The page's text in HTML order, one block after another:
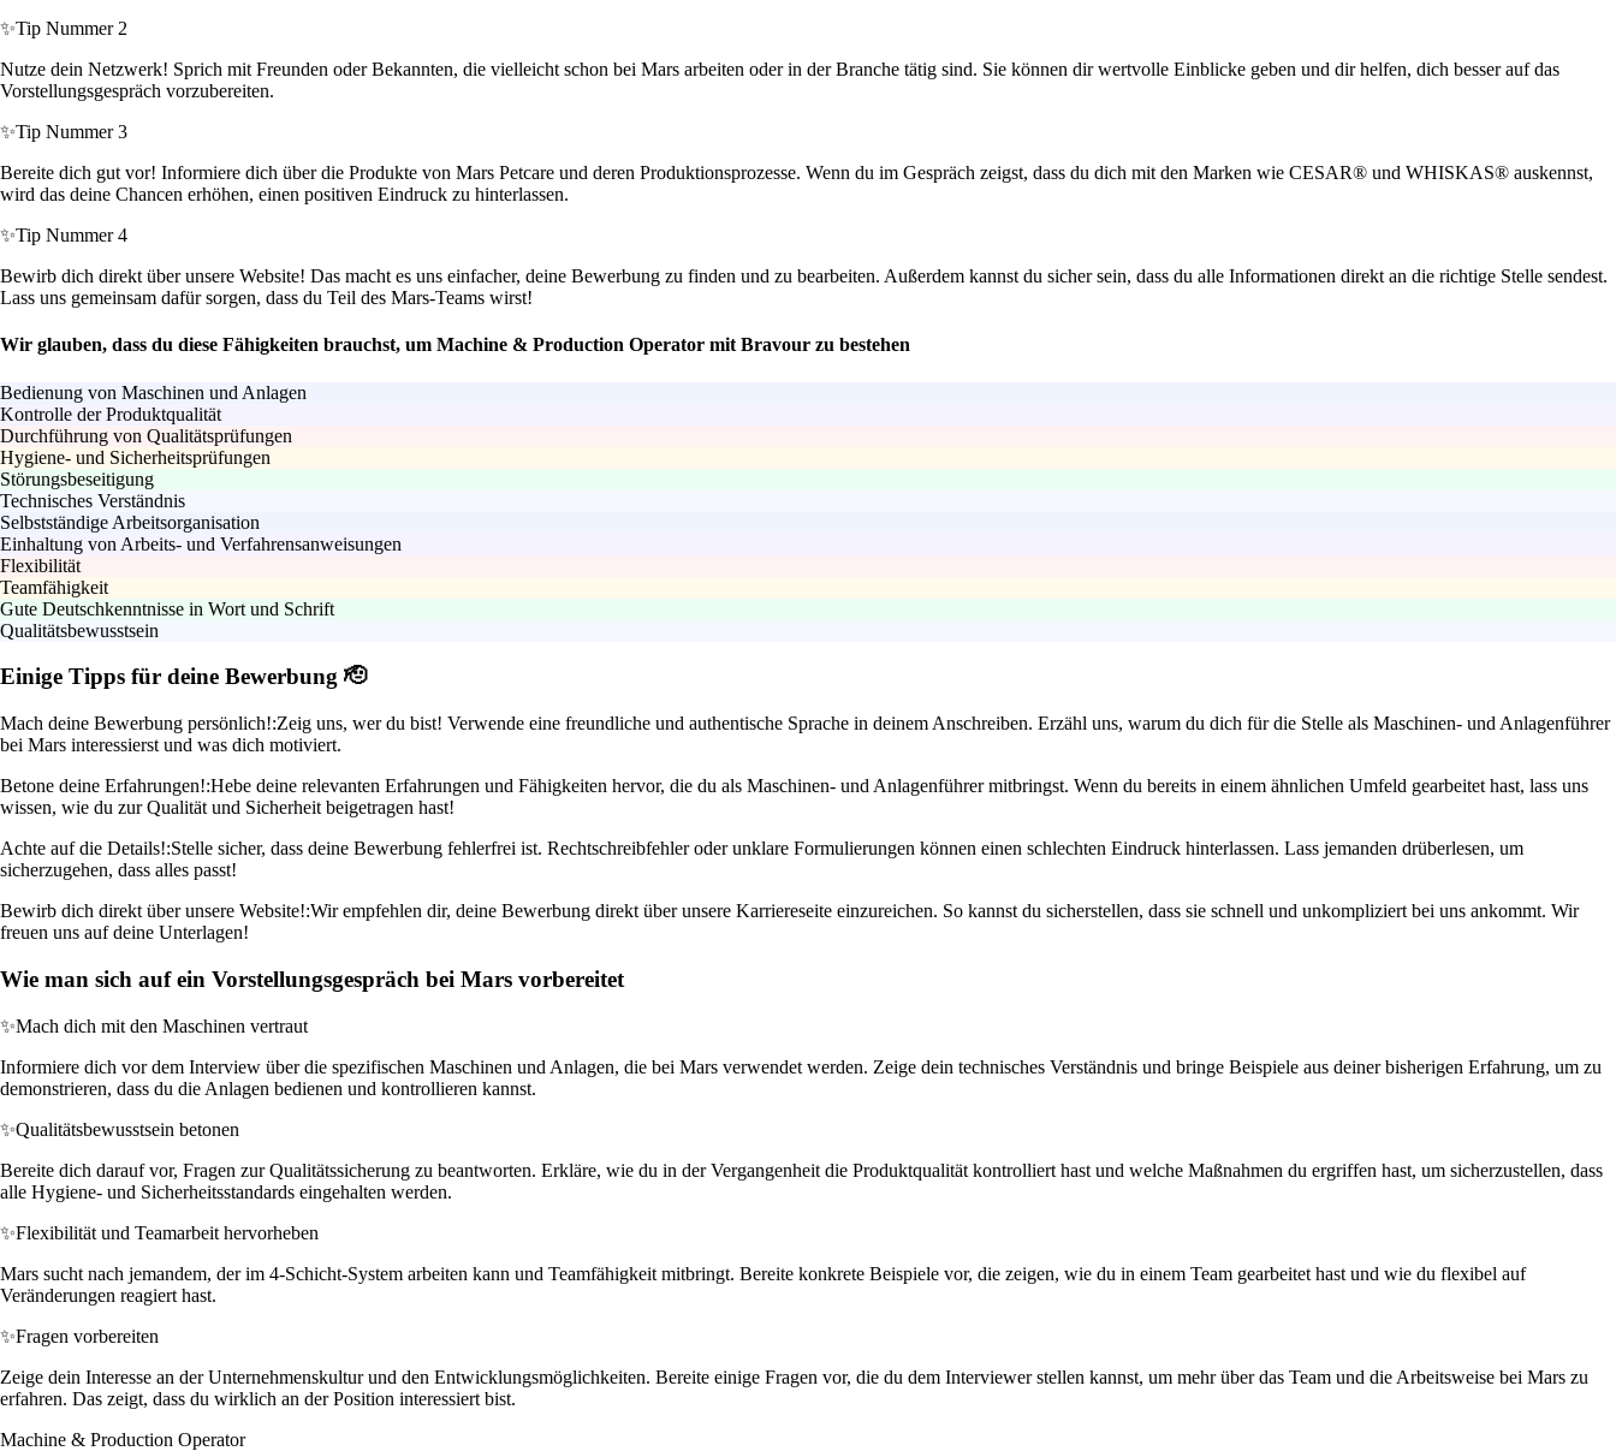
✨Tip Nummer 2
Nutze dein Netzwerk! Sprich mit Freunden oder Bekannten, die vielleicht schon bei Mars arbeiten oder in der Branche tätig sind. Sie können dir wertvolle Einblicke geben und dir helfen, dich besser auf das
Vorstellungsgespräch vorzubereiten.
✨Tip Nummer 3
Bereite dich gut vor! Informiere dich über die Produkte von Mars Petcare und deren Produktionsprozesse. Wenn du im Gespräch zeigst, dass du dich mit den Marken wie CESAR® und WHISKAS® auskennst,
wird das deine Chancen erhöhen, einen positiven Eindruck zu hinterlassen.
✨Tip Nummer 4
Bewirb dich direkt über unsere Website! Das macht es uns einfacher, deine Bewerbung zu finden und zu bearbeiten. Außerdem kannst du sicher sein, dass du alle Informationen direkt an die richtige Stelle sendest.
Lass uns gemeinsam dafür sorgen, dass du Teil des Mars-Teams wirst!
Wir glauben, dass du diese Fähigkeiten brauchst, um Machine & Production Operator mit Bravour zu bestehen
Bedienung von Maschinen und Anlagen
Kontrolle der Produktqualität
Durchführung von Qualitätsprüfungen
Hygiene- und Sicherheitsprüfungen
Störungsbeseitigung
Technisches Verständnis
Selbstständige Arbeitsorganisation
Einhaltung von Arbeits- und Verfahrensanweisungen
Flexibilität
Teamfähigkeit
Gute Deutschkenntnisse in Wort und Schrift
Qualitätsbewusstsein
Einige Tipps für deine Bewerbung 🫡
Mach deine Bewerbung persönlich!:Zeig uns, wer du bist! Verwende eine freundliche und authentische Sprache in deinem Anschreiben. Erzähl uns, warum du dich für die Stelle als Maschinen- und Anlagenführer
bei Mars interessierst und was dich motiviert.
Betone deine Erfahrungen!:Hebe deine relevanten Erfahrungen und Fähigkeiten hervor, die du als Maschinen- und Anlagenführer mitbringst. Wenn du bereits in einem ähnlichen Umfeld gearbeitet hast, lass uns
wissen, wie du zur Qualität und Sicherheit beigetragen hast!
Achte auf die Details!:Stelle sicher, dass deine Bewerbung fehlerfrei ist. Rechtschreibfehler oder unklare Formulierungen können einen schlechten Eindruck hinterlassen. Lass jemanden drüberlesen, um
sicherzugehen, dass alles passt!
Bewirb dich direkt über unsere Website!:Wir empfehlen dir, deine Bewerbung direkt über unsere Karriereseite einzureichen. So kannst du sicherstellen, dass sie schnell und unkompliziert bei uns ankommt. Wir
freuen uns auf deine Unterlagen!
Wie man sich auf ein Vorstellungsgespräch bei Mars vorbereitet
✨Mach dich mit den Maschinen vertraut
Informiere dich vor dem Interview über die spezifischen Maschinen und Anlagen, die bei Mars verwendet werden. Zeige dein technisches Verständnis und bringe Beispiele aus deiner bisherigen Erfahrung, um zu
demonstrieren, dass du die Anlagen bedienen und kontrollieren kannst.
✨Qualitätsbewusstsein betonen
Bereite dich darauf vor, Fragen zur Qualitätssicherung zu beantworten. Erkläre, wie du in der Vergangenheit die Produktqualität kontrolliert hast und welche Maßnahmen du ergriffen hast, um sicherzustellen, dass
alle Hygiene- und Sicherheitsstandards eingehalten werden.
✨Flexibilität und Teamarbeit hervorheben
Mars sucht nach jemandem, der im 4-Schicht-System arbeiten kann und Teamfähigkeit mitbringt. Bereite konkrete Beispiele vor, die zeigen, wie du in einem Team gearbeitet hast und wie du flexibel auf
Veränderungen reagiert hast.
✨Fragen vorbereiten
Zeige dein Interesse an der Unternehmenskultur und den Entwicklungsmöglichkeiten. Bereite einige Fragen vor, die du dem Interviewer stellen kannst, um mehr über das Team und die Arbeitsweise bei Mars zu
erfahren. Das zeigt, dass du wirklich an der Position interessiert bist.
Machine & Production Operator